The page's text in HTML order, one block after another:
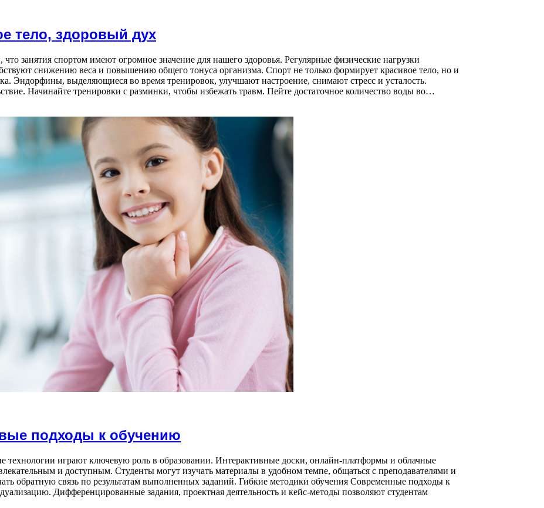
тело, здоровый дух
занятия спортом имеют огромное значение для нашего здоровья. Регулярные физические нагрузки
снижению веса и повышению общего тонуса организма. Спорт не только формирует красивое тело, но и
Эндорфины, выделяющиеся во время тренировок, улучшают настроение, снимают стресс и усталость.
Начинайте тренировки с разминки, чтобы избежать травм. Пейте достаточное количество воды во…
подходы к обучению
играют ключевую роль в образовании. Интерактивные доски, онлайн-платформы и облачные
и доступным. Студенты могут изучать материалы в удобном темпе, общаться с преподавателями и
обратную связь по результатам выполненных заданий. Гибкие методики обучения Современные подходы к
Дифференцированные задания, проектная деятельность и кейс-методы позволяют студентам